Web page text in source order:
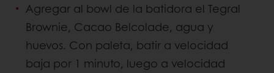
Agregar al bowl de la batidora el Tegral
Brownie, Cacao Belcolade, agua y
huevos. Con paleta, batir a velocidad
baja por 1 minuto, luego a velocidad